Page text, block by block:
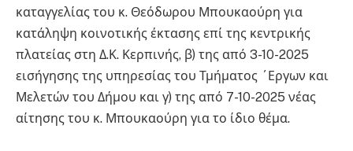
καταγγελίας του κ. Θεόδωρου Μπουκαούρη για
κατάληψη κοινοτικής έκτασης επί της κεντρικής
πλατείας στη Δ.Κ. Κερπινής, β) της από 3-10-2025
εισήγησης της υπηρεσίας του Τμήματος ΄Εργων και
Μελετών του Δήμου και γ) της από 7-10-2025 νέας
αίτησης του κ. Μπουκαούρη για το ίδιο θέμα.